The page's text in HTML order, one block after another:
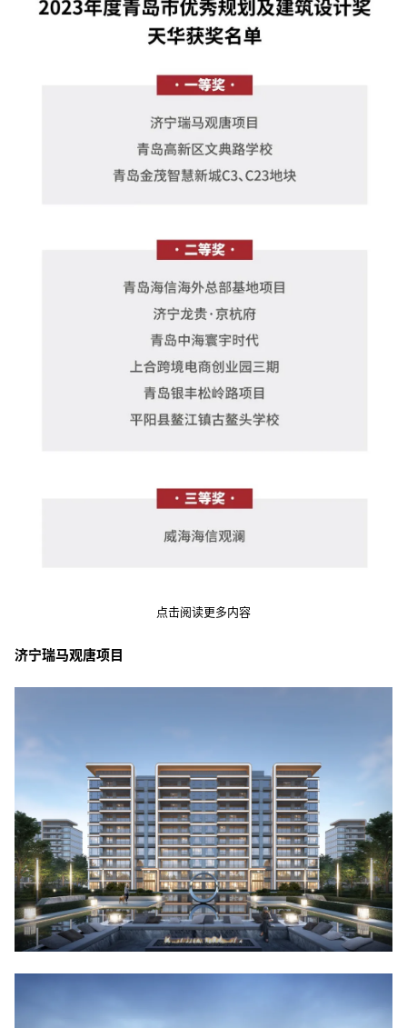
点击阅读更多内容
济宁瑞马观唐项目